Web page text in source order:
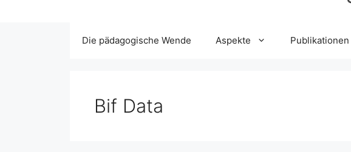
Die pädagogische Wende Aspekte Publikationen
Bif Data